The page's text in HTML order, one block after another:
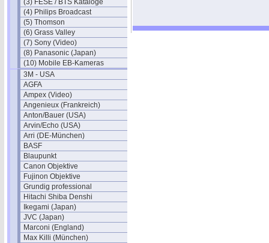
(3) FESE / BTS Kataloge
(4) Philips Broadcast
(5) Thomson
(6) Grass Valley
(7) Sony (Video)
(8) Panasonic (Japan)
(10) Mobile EB-Kameras
3M - USA
AGFA
Ampex (Video)
Angenieux (Frankreich)
Anton/Bauer (USA)
Arvin/Echo (USA)
Arri (DE-München)
BASF
Blaupunkt
Canon Objektive
Fujinon Objektive
Grundig professional
Hitachi Shiba Denshi
Ikegami (Japan)
JVC (Japan)
Marconi (England)
Max Killi (München)